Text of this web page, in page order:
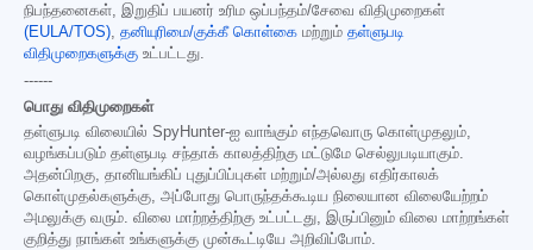
நிபந்தனைகள், இறுதிப் பயனர் உரிம ஒப்பந்தம்/சேவை விதிமுறைகள்
(EULA/TOS), தனியுரிமை/குக்கீ கொள்கை மற்றும் தள்ளுபடி
விதிமுறைகளுக்கு உட்பட்டது.
------
பொது விதிமுறைகள்
தள்ளுபடி விலையில் SpyHunter-ஐ வாங்கும் எந்தவொரு கொள்முதலும்,
வழங்கப்படும் தள்ளுபடி சந்தாக் காலத்திற்கு மட்டுமே செல்லுபடியாகும்.
அதன்பிறகு, தானியங்கிப் புதுப்பிப்புகள் மற்றும்/அல்லது எதிர்காலக்
கொள்முதல்களுக்கு, அப்போது பொருந்தக்கூடிய நிலையான விலையேற்றம்
அமலுக்கு வரும். விலை மாற்றத்திற்கு உட்பட்டது, இருப்பினும் விலை மாற்றங்கள்
குறித்து நாங்கள் உங்களுக்கு முன்கூட்டியே அறிவிப்போம்.